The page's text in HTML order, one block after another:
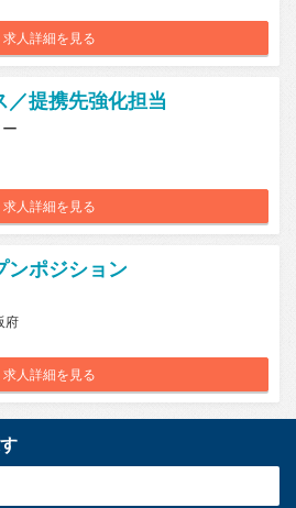
求人詳細を見る
／提携先強化担当
求人詳細を見る
ンポジション
府
求人詳細を見る